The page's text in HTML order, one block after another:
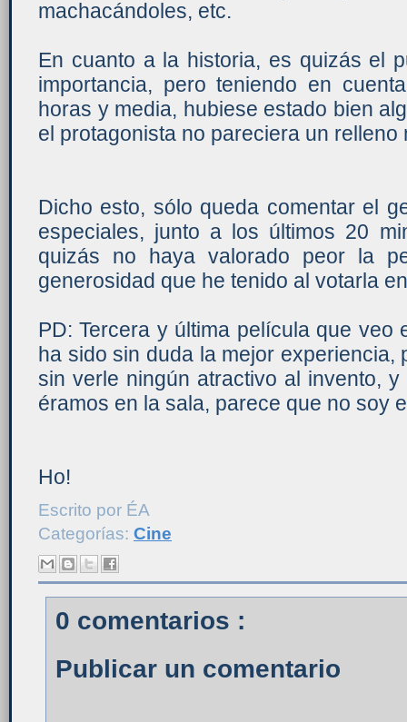
machacándoles, etc.
En cuanto a la historia, es quizás el
importancia, pero teniendo en
horas y media, hubiese estado bien
el protagonista no pareciera un relleno
Dicho esto, sólo queda comentar el
especiales, junto a los últimos 20
quizás no haya valorado peor la
generosidad que he tenido al votarla
PD: Tercera y última película que veo
ha sido sin duda la mejor experiencia,
sin verle ningún atractivo al invento,
éramos en la sala, parece que no soy
Ho!
Escrito por ÉA
Categorías: Cine
0 comentarios :
Publicar un comentario